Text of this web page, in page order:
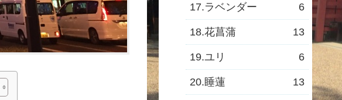
17.ラベンダー 6
18.花菖蒲 13
19.ユリ 6
20.睡蓮 13